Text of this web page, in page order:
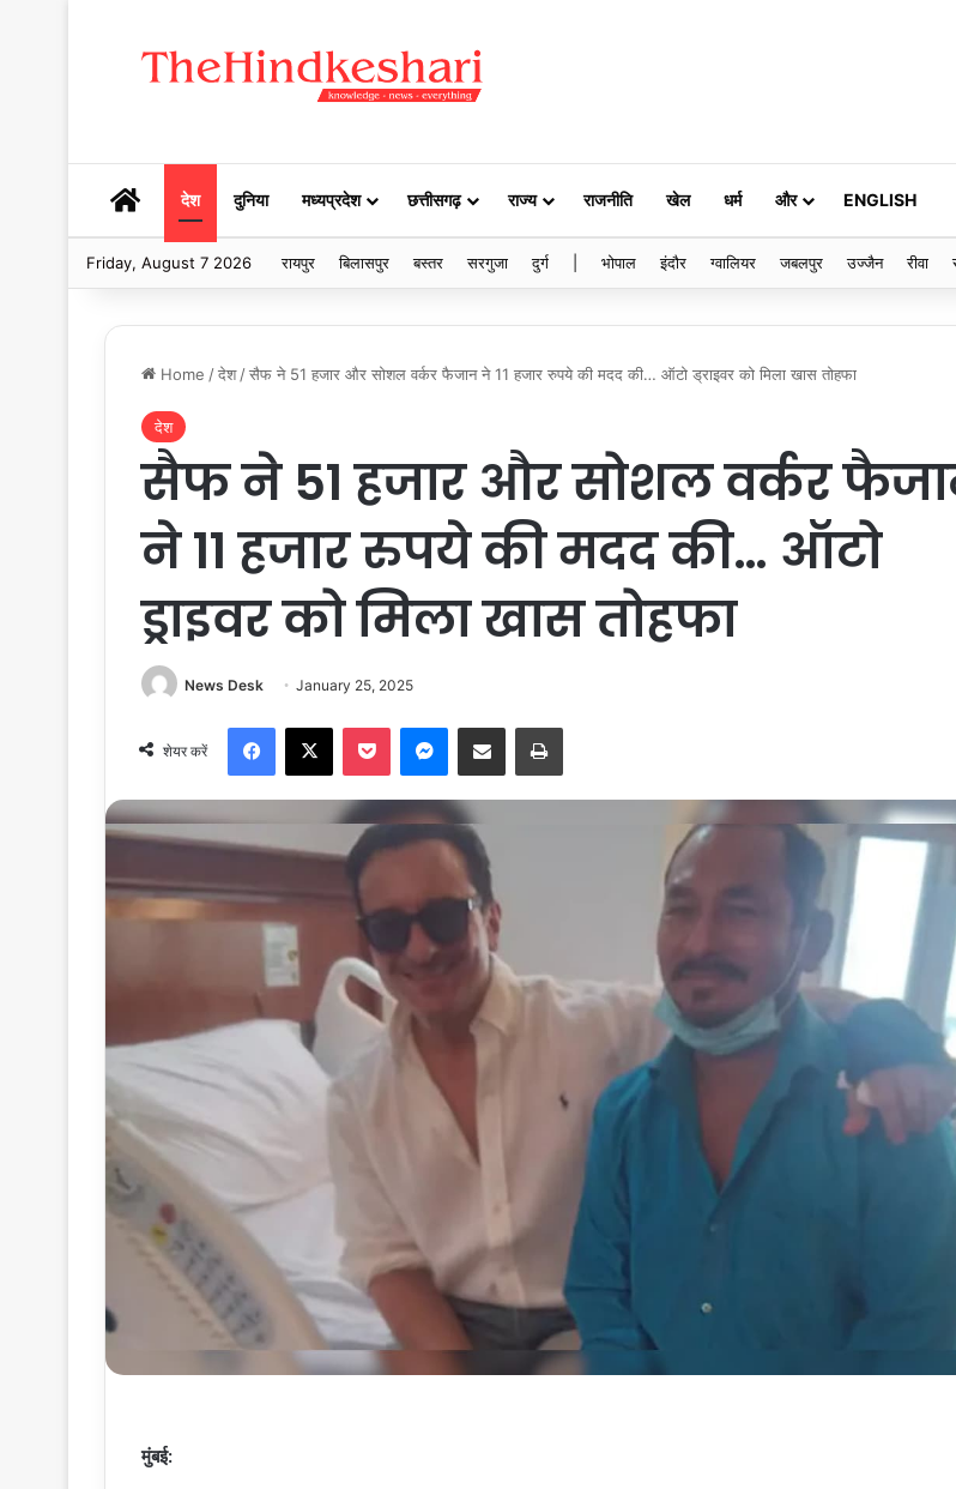
HOMEदेश दुनिया मध्यप्रदेश छत्तीसगढ़ राज्य राजनीति खेल धर्म और ENGLISH
Friday, August 7 2026 रायपुर बिलासपुर बस्तर सरगुजा दुर्ग भोपाल इंदौर ग्वालियर जबलपुर उज्जैन रीवा
Home /देश /सैफ ने 51 हजार और सोशल वर्कर फैजान ने 11 हजार रुपये की मदद की… ऑटो ड्राइवर को मिला खास तोहफा
देश
सैफ ने 51 हजार और सोशल वर्कर
ने 11 हजार रुपये की मदद की… ऑटो
ड्राइवर को मिला खास तोहफा
News Desk January 25, 2025
शेयर करें
मुंबई: